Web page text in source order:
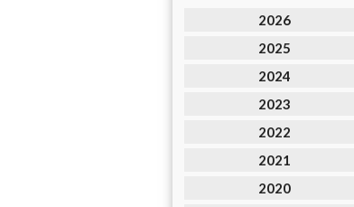
2026
2025
2024
2023
2022
2021
2020